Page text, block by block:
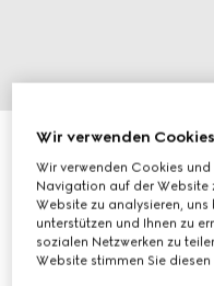
Gucci Horsebit
€ 2.980
Wir verwenden Cookies
Wir verwenden Cookies
Navigation auf der Website
Website zu analysieren,
unterstützen und Ihnen zu
sozialen Netzwerken zu
Website stimmen Sie